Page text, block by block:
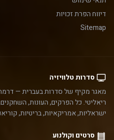
דיווח הפרת זכויות
Sitemap
סדרות טלוויזיה
מאגר מקיף של סדרות בעברית —
ריאליטי. כל הפרקים, העונות,
ישראליות, אמריקאיות, בריטיות,
סרטים וקולנוע